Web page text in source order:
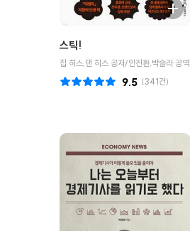
스틱!
칩 히스,댄 히스 공저/안진환,박슬라 공역
(341건)
9.5